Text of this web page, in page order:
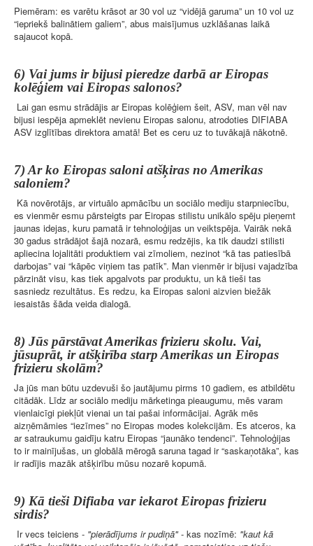
Piemēram: es varētu krāsot ar 30 vol uz “vidējā garuma” un 10 vol uz
“iepriekš balinātiem galiem”, abus maisījumus uzklāšanas laikā
sajaucot kopā.
6) Vai jums ir bijusi pieredze darbā ar Eiropas
kolēģiem vai Eiropas salonos?
Lai gan esmu strādājis ar Eiropas kolēģiem šeit, ASV, man vēl nav
bijusi iespēja apmeklēt nevienu Eiropas salonu, atrodoties DIFIABA
ASV izglītības direktora amatā! Bet es ceru uz to tuvākajā nākotnē.
7) Ar ko Eiropas saloni atšķiras no Amerikas
saloniem?
Kā novērotājs, ar virtuālo apmācību un sociālo mediju starpniecību,
es vienmēr esmu pārsteigts par Eiropas stilistu unikālo spēju pieņemt
jaunas idejas, kuru pamatā ir tehnoloģijas un veiktspēja. Vairāk nekā
30 gadus strādājot šajā nozarā, esmu redzējis, ka tik daudzi stilisti
apliecina lojalitāti produktiem vai zīmoliem, nezinot “kā tas patiesībā
darbojas” vai “kāpēc viņiem tas patīk”. Man vienmēr ir bijusi vajadzība
pārzināt visu, kas tiek apgalvots par produktu, un kā tieši tas
sasniedz rezultātus. Es redzu, ka Eiropas saloni aizvien biežāk
iesaistās šāda veida dialogā.
8) Jūs pārstāvat Amerikas frizieru skolu. Vai,
jūsuprāt, ir atšķirība starp Amerikas un Eiropas
frizieru skolām?
Ja jūs man būtu uzdevuši šo jautājumu pirms 10 gadiem, es atbildētu
citādāk. Līdz ar sociālo mediju mārketinga pieaugumu, mēs varam
vienlaicīgi piekļūt vienai un tai pašai informācijai. Agrāk mēs
aizņēmāmies “iezīmes” no Eiropas modes kolekcijām. Es atceros, ka
ar satraukumu gaidīju katru Eiropas “jaunāko tendenci”. Tehnoloģijas
to ir mainījušas, un globālā mērogā saruna tagad ir “saskaņotāka”, kas
ir radījis mazāk atšķirību mūsu nozarē kopumā.
9) Kā tieši Difiaba var iekarot Eiropas frizieru
sirdis?
Ir vecs teiciens - "pierādījums ir pudiņā"- kas nozīmē: "kaut kā